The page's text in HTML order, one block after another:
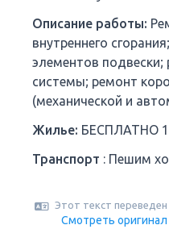
Описание работы:
внутреннего
элементов
системы; ремонт
(механической и
Жилье: БЕСПЛАТНО 1
Транспорт : Пешим
Этот текст
Смотреть оригинал